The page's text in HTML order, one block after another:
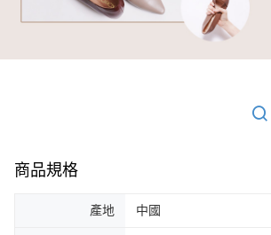
商品規格
產地 中國